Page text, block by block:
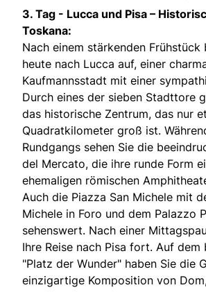
3. Tag - Lucca und Pisa –
Toskana:
Nach einem stärkenden Frühstück
heute nach Lucca auf, einer
Kaufmannsstadt mit einer
Durch eines der sieben Stadttore
das historische Zentrum, das nur
Quadratkilometer groß ist.
Rundgangs sehen Sie die
del Mercato, die ihre runde Form
ehemaligen römischen
Auch die Piazza San Michele mit
Michele in Foro und dem Palazzo
sehenswert. Nach einer
Ihre Reise nach Pisa fort. Auf dem
"Platz der Wunder" haben Sie die
einzigartige Komposition von